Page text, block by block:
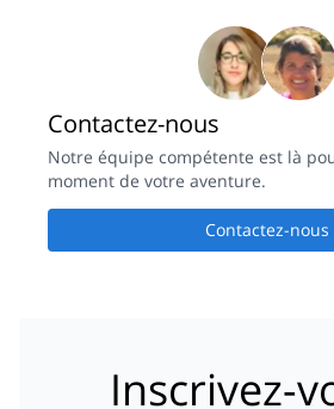
Contactez-nous
Notre équipe compétente est là
moment de votre aventure.
Contactez-nous
Inscrivez-